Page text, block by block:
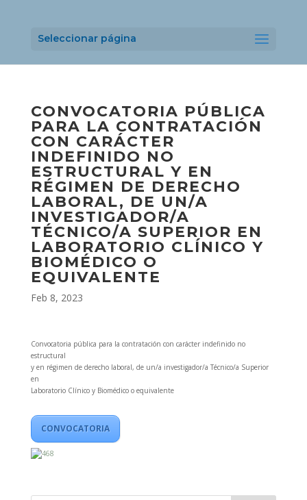
Seleccionar página
CONVOCATORIA PÚBLICA
PARA LA CONTRATACIÓN
CON CARÁCTER
INDEFINIDO NO
ESTRUCTURAL Y EN
RÉGIMEN DE DERECHO
LABORAL, DE UN/A
INVESTIGADOR/A
TÉCNICO/A SUPERIOR EN
LABORATORIO CLÍNICO Y
BIOMÉDICO O
EQUIVALENTE
Feb 8, 2023
Convocatoria pública para la contratación con carácter indefinido no
estructural
y en régimen de derecho laboral, de un/a investigador/a Técnico/a Superior
en
Laboratorio Clínico y Biomédico o equivalente
CONVOCATORIA